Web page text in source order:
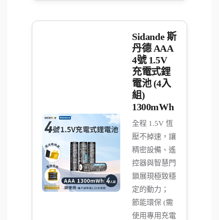
Sidande 斯
丹德 AAA
4號 1.5V
充電式鋰
電池 (4入
組)
1300mWh
全程 1.5V 恆
壓不掉速，讓
精密設備、遙
控器與智慧門
鎖展現極致穩
定的動力；
節能環保 (需
使用專用充電